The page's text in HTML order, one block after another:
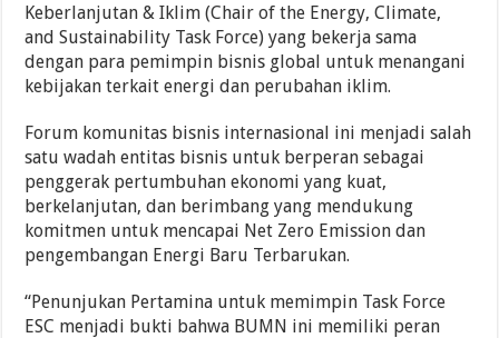
Keberlanjutan & Iklim (Chair of the Energy, Climate,
and Sustainability Task Force) yang bekerja sama
dengan para pemimpin bisnis global untuk menangani
kebijakan terkait energi dan perubahan iklim.
Forum komunitas bisnis internasional ini menjadi salah
satu wadah entitas bisnis untuk berperan sebagai
penggerak pertumbuhan ekonomi yang kuat,
berkelanjutan, dan berimbang yang mendukung
komitmen untuk mencapai Net Zero Emission dan
pengembangan Energi Baru Terbarukan.
“Penunjukan Pertamina untuk memimpin Task Force
ESC menjadi bukti bahwa BUMN ini memiliki peran